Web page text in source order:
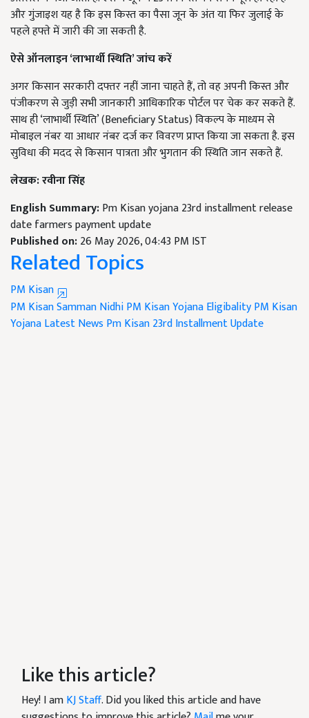
और गुंजाइश यह है कि इस किस्त का पैसा जून के अंत या फिर जुलाई के
पहले हफ्ते में जारी की जा सकती है.
ऐसे ऑनलाइन ‘लाभार्थी स्थिति’ जांच करें
अगर किसान सरकारी दफ्तर नहीं जाना चाहते हैं, तो वह अपनी किस्त और
पंजीकरण से जुड़ी सभी जानकारी आधिकारिक पोर्टल पर चेक कर सकते हैं.
साथ ही ‘लाभार्थी स्थिति’ (Beneficiary Status) विकल्प के माध्यम से
मोबाइल नंबर या आधार नंबर दर्ज कर विवरण प्राप्त किया जा सकता है. इस
सुविधा की मदद से किसान पात्रता और भुगतान की स्थिति जान सकते हैं.
लेखक: रवीना सिंह
English Summary:Pm Kisan yojana 23rd installment release
date farmers payment update
Published on:26 May 2026, 04:43 PM IST
Related Topics
PM Kisan
PM Kisan Samman NidhiPM Kisan Yojana EligibalityPM Kisan
YojanaLatest News Pm Kisan 23rd Installment Update
Like this article?
Hey! I amKJ Staff. Did you liked this article and have